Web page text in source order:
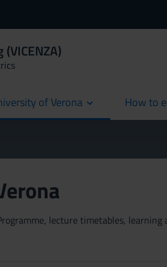
of Verona How to
lecture timetables,